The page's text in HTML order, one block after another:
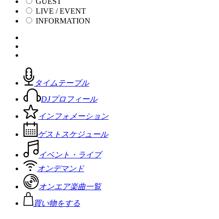
LIVE / EVENT
INFORMATION
タイムテーブル
DJプロフィール
インフォメーション
ゲストスケジュール
イベント・ライブ
オンデマンド
オンエア楽曲一覧
買い物をする